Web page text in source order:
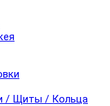
/ Щиты / Кольца